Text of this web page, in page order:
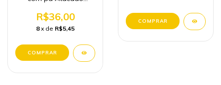
R$36,00
8 x de R$5,45